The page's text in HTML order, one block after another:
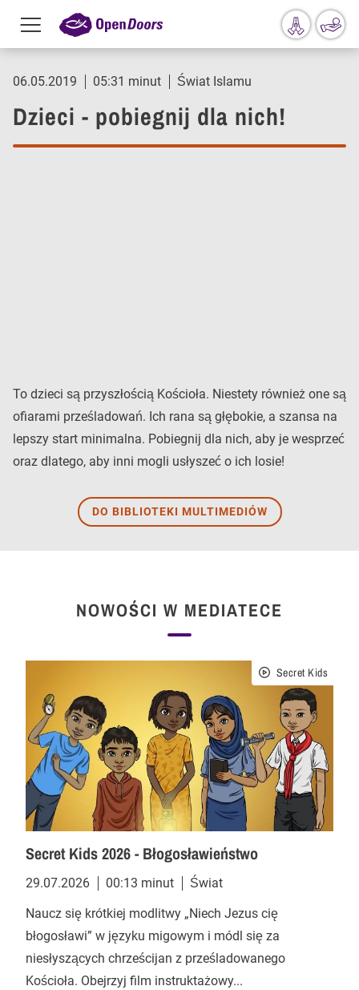
Menu
toggle
06.05.2019
05:31 minut Świat Islamu
Dzieci - pobiegnij dla nich!
To dzieci są przyszłością Kościoła. Niestety również one są
ofiarami prześladowań. Ich rana są głębokie, a szansa na
lepszy start minimalna. Pobiegnij dla nich, aby je wesprzeć
oraz dlatego, aby inni mogli usłyszeć o ich losie!
DO BIBLIOTEKI MULTIMEDIÓW
NOWOŚCI W MEDIATECE
Secret Kids
Secret Kids 2026 - Błogosławieństwo
29.07.2026 00:13 minut
Świat
Naucz się krótkiej modlitwy „Niech Jezus cię
błogosławi” w języku migowym i módl się za
niesłyszących chrześcijan z prześladowanego
Kościoła. Obejrzyj film instruktażowy...